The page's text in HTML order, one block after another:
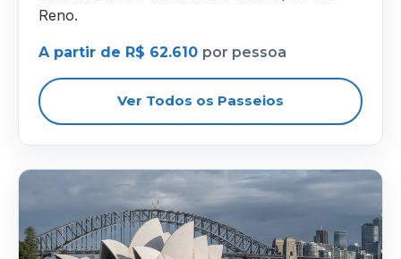
Reno.
A partir de R$ 62.610 por pessoa
Ver Todos os Passeios